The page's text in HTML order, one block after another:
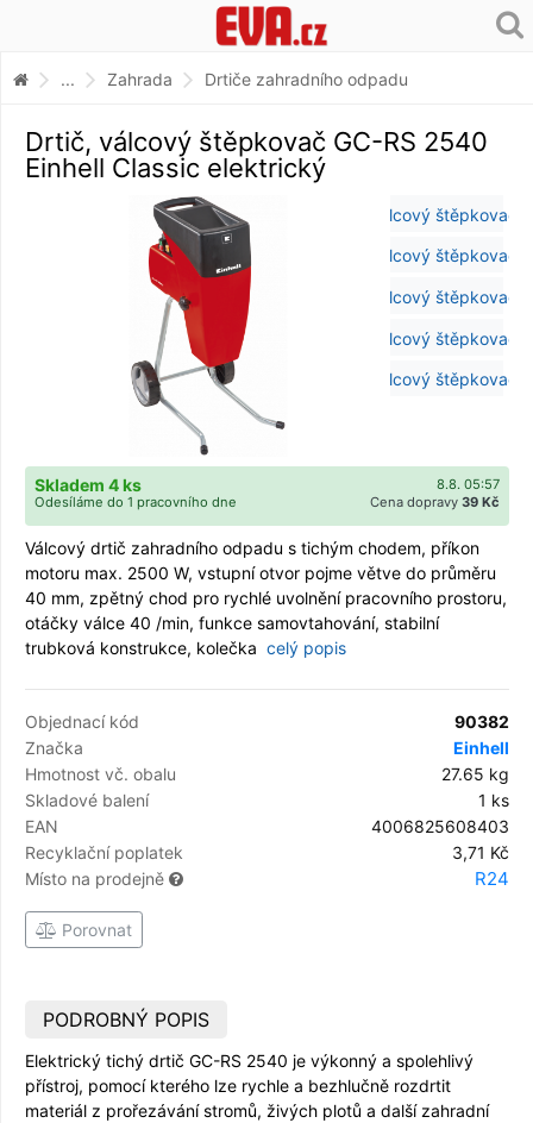
... Zahrada Drtiče zahradního odpadu
Drtič, válcový štěpkovač GC-RS 2540
Einhell Classic elektrický
8.8. 05:57
Skladem 4 ks
Cena dopravy 39 Kč
Odesíláme do 1 pracovního dne
Válcový drtič zahradního odpadu s tichým chodem, příkon
motoru max. 2500 W, vstupní otvor pojme větve do průměru
40 mm, zpětný chod pro rychlé uvolnění pracovního prostoru,
otáčky válce 40 /min, funkce samovtahování, stabilní
trubková konstrukce, kolečka celý popis
Objednací kód
90382
Značka
Einhell
Hmotnost vč. obalu
27.65 kg
Skladové balení
1 ks
EAN
4006825608403
Recyklační poplatek
3,71 Kč
Místo na prodejně
R24
Porovnat
PODROBNÝ POPIS
Elektrický tichý drtič GC-RS 2540 je výkonný a spolehlivý
přístroj, pomocí kterého lze rychle a bezhlučně rozdrtit
materiál z prořezávání stromů, živých plotů a další zahradní